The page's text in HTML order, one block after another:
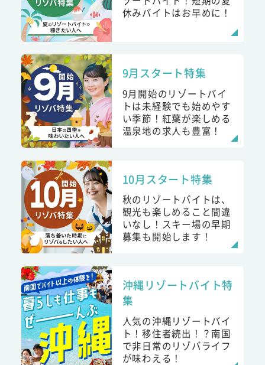
休みバイトはお早めに！
9月スタート特集
9月開始のリゾートバイ
トは未経験でも始めやす
い季節！紅葉が楽しめる
温泉地の求人も豊富！
10月スタート特集
秋のリゾートバイトは、
観光も楽しめること間違
いなし！スキー場の早期
募集も開始します！
沖縄リゾートバイト特
集
人気の沖縄リゾートバイ
ト！移住者続出！？南国
で非日常のリゾバライフ
が味わえる！